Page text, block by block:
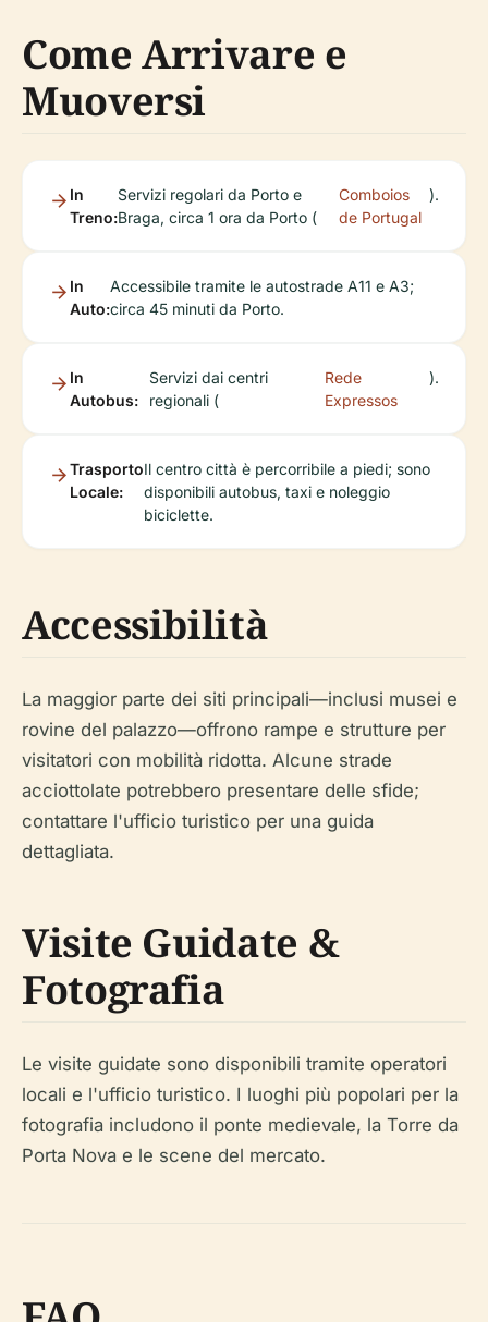
Come Arrivare e
Muoversi
In
Treno:
Servizi regolari da Porto e
Braga, circa 1 ora da Porto (
Comboios
de Portugal
).
In
Auto:
Accessibile tramite le autostrade A11 e A3;
circa 45 minuti da Porto.
In
Autobus:
Servizi dai centri
regionali (
Rede
Expressos
).
Trasporto
Locale:
Il centro città è percorribile a piedi; sono
disponibili autobus, taxi e noleggio
biciclette.
Accessibilità
La maggior parte dei siti principali—inclusi musei e
rovine del palazzo—offrono rampe e strutture per
visitatori con mobilità ridotta. Alcune strade
acciottolate potrebbero presentare delle sfide;
contattare l'ufficio turistico per una guida
dettagliata.
Visite Guidate &
Fotografia
Le visite guidate sono disponibili tramite operatori
locali e l'ufficio turistico. I luoghi più popolari per la
fotografia includono il ponte medievale, la Torre da
Porta Nova e le scene del mercato.